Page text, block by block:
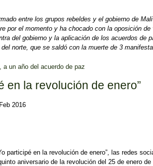
entre los grupos rebeldes y el gobierno de
por el momento y ha chocado con la oposición
del gobierno y la aplicación de los acuerdos de
norte, que se saldó con la muerte de 3
a un año del acuerdo de paz
en la revolución de enero”
2016
participé en la revolución de enero”, las redes
aniversario de la revolución del 25 de enero